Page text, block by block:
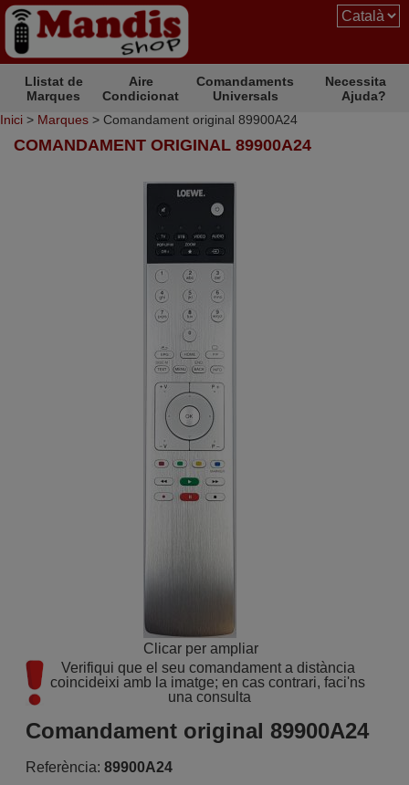
Llistat de
Marques
Aire
Condicionat
Comandaments
Universals
Necessita
Ajuda?
Inici > Marques > Comandament original 89900A24
COMANDAMENT ORIGINAL 89900A24
Clicar per ampliar
Verifiqui que el seu comandament a distància
coincideixi amb la imatge; en cas contrari, faci'ns
una consulta
Comandament original 89900A24
Referència: 89900A24